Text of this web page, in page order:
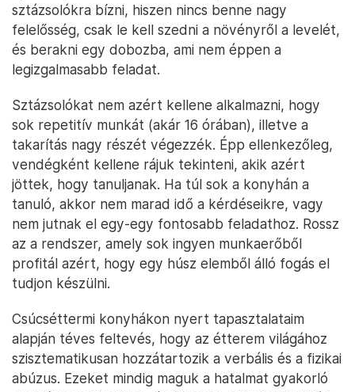
sztázsolókra bízni, hiszen nincs benne nagy
felelősség, csak le kell szedni a növényről a levelét,
és berakni egy dobozba, ami nem éppen a
legizgalmasabb feladat.
Sztázsolókat nem azért kellene alkalmazni, hogy
sok repetitív munkát (akár 16 órában), illetve a
takarítás nagy részét végezzék. Épp ellenkezőleg,
vendégként kellene rájuk tekinteni, akik azért
jöttek, hogy tanuljanak. Ha túl sok a konyhán a
tanuló, akkor nem marad idő a kérdéseikre, vagy
nem jutnak el egy-egy fontosabb feladathoz. Rossz
az a rendszer, amely sok ingyen munkaerőből
profitál azért, hogy egy húsz elemből álló fogás el
tudjon készülni.
Csúcséttermi konyhákon nyert tapasztalataim
alapján téves feltevés, hogy az étterem világához
szisztematikusan hozzátartozik a verbális és a fizikai
abúzus. Ezeket mindig maguk a hatalmat gyakorló